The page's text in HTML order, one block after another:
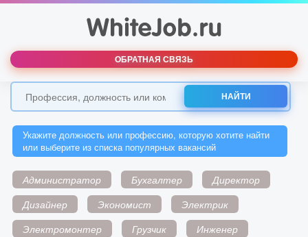
ОБРАТНАЯ СВЯЗЬ
НАЙТИ
Укажите должность или профессию, которую хотите найти
или выберите из списка популярных вакансий
Администратор Бухгалтер
Директор
Дизайнер
Экономист
Электрик
Электромонтер
Грузчик
Инженер